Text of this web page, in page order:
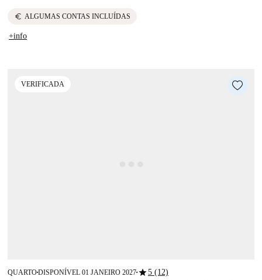
euro ALGUMAS CONTAS INCLUÍDAS
+info
VERIFICADA
QUARTO■DISPONÍVEL 01 JANEIRO 2027■star5 (12)